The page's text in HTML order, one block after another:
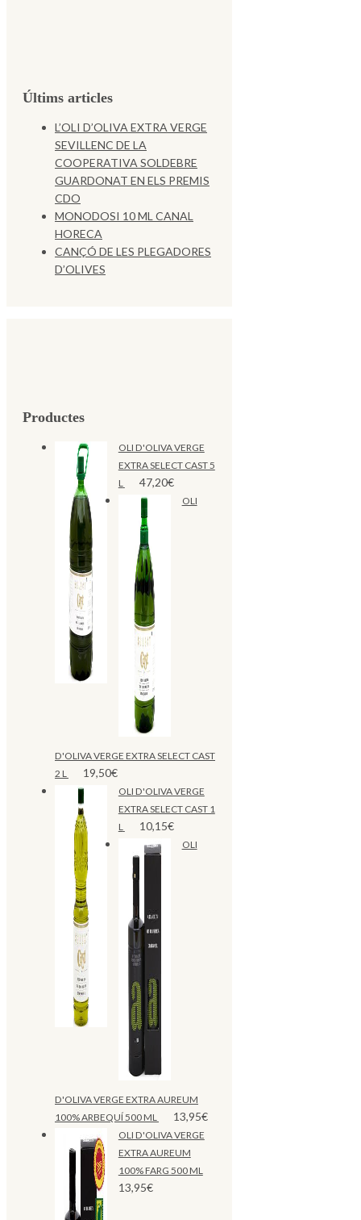
Últims articles
L’OLI D’OLIVA EXTRA VERGE
SEVILLENC DE LA
COOPERATIVA SOLDEBRE
GUARDONAT EN ELS PREMIS
CDO
MONODOSI 10 ML CANAL
HORECA
CANÇÓ DE LES PLEGADORES
D’OLIVES
Productes
OLI D'OLIVA VERGE
EXTRA SELECT CAST 5
L
47,20€
OLI
D'OLIVA VERGE EXTRA SELECT CAST
2 L
19,50€
OLI D'OLIVA VERGE
EXTRA SELECT CAST 1
L
10,15€
OLI
D'OLIVA VERGE EXTRA AUREUM
100% ARBEQUÍ 500 ML
13,95€
OLI D'OLIVA VERGE
EXTRA AUREUM
100% FARG 500 ML
13,95€